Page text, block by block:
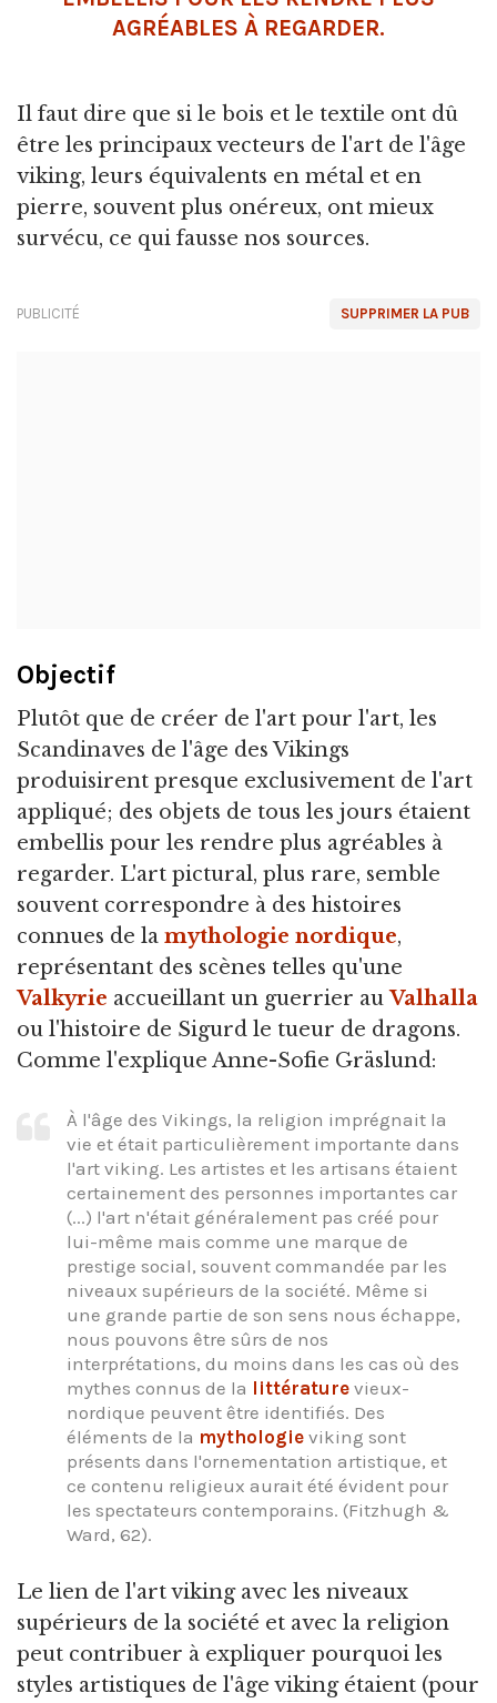
AGRÉABLES À REGARDER.
Il faut dire que si le bois et le textile ont dû
être les principaux vecteurs de l'art de l'âge
viking, leurs équivalents en métal et en
pierre, souvent plus onéreux, ont mieux
survécu, ce qui fausse nos sources.
SUPPRIMER LA PUB
PUBLICITÉ
Objectif
Plutôt que de créer de l'art pour l'art, les
Scandinaves de l'âge des Vikings
produisirent presque exclusivement de l'art
appliqué; des objets de tous les jours étaient
embellis pour les rendre plus agréables à
regarder. L'art pictural, plus rare, semble
souvent correspondre à des histoires
connues de la mythologie nordique,
représentant des scènes telles qu'une
Valkyrie accueillant un guerrier auValhalla
ou l'histoire de Sigurd le tueur de dragons.
Comme l'explique Anne-Sofie Gräslund:
À l'âge des Vikings, la religion imprégnait la
vie et était particulièrement importante dans
l'art viking. Les artistes et les artisans étaient
certainement des personnes importantes car
(...) l'art n'était généralement pas créé pour
lui-même mais comme une marque de
prestige social, souvent commandée par les
niveaux supérieurs de la société. Même si
une grande partie de son sens nous échappe,
nous pouvons être sûrs de nos
interprétations, du moins dans les cas où des
mythes connus de la littérature vieux-
nordique peuvent être identifiés. Des
éléments de la mythologie viking sont
présents dans l'ornementation artistique, et
ce contenu religieux aurait été évident pour
les spectateurs contemporains. (Fitzhugh &
Ward, 62).
Le lien de l'art viking avec les niveaux
supérieurs de la société et avec la religion
peut contribuer à expliquer pourquoi les
styles artistiques de l'âge viking étaient (pour